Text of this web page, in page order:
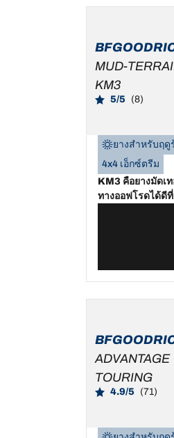
MUD-
KM3
5/5 (8)
ยางสำหรับฤดู
4x4 เอ็กซ์ตรีม
KM3 คือยางมัดเ
ทางออฟโรดได้ดี
ADVANTAGE
TOURING
4.9/5 (71)